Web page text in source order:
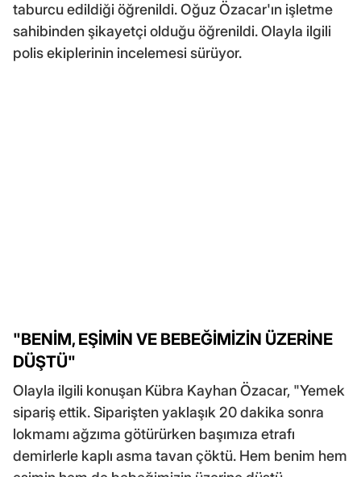
taburcu edildiği öğrenildi. Oğuz Özacar'ın işletme
sahibinden şikayetçi olduğu öğrenildi. Olayla ilgili
polis ekiplerinin incelemesi sürüyor.
"BENİM, EŞİMİN VE BEBEĞİMİZİN ÜZERİNE
DÜŞTÜ"
Olayla ilgili konuşan Kübra Kayhan Özacar, "Yemek
sipariş ettik. Siparişten yaklaşık 20 dakika sonra
lokmamı ağzıma götürürken başımıza etrafı
demirlerle kaplı asma tavan çöktü. Hem benim hem